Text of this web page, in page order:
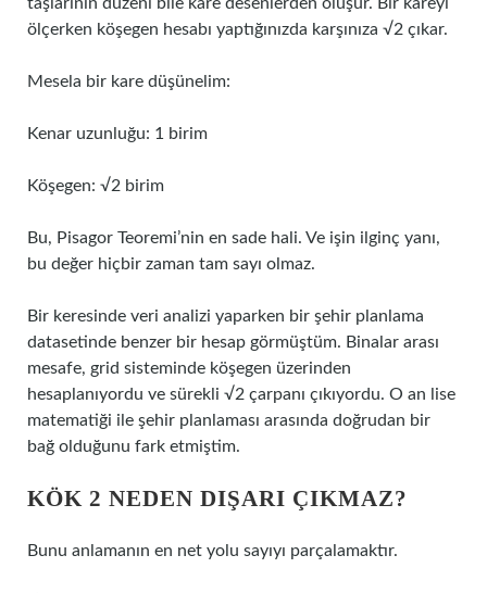
ölçerken köşegen hesabı yaptığınızda karşınıza √2 çıkar.
Mesela bir kare düşünelim:
Kenar uzunluğu: 1 birim
Köşegen: √2 birim
Bu, Pisagor Teoremi’nin en sade hali. Ve işin ilginç yanı,
bu değer hiçbir zaman tam sayı olmaz.
Bir keresinde veri analizi yaparken bir şehir planlama
datasetinde benzer bir hesap görmüştüm. Binalar arası
mesafe, grid sisteminde köşegen üzerinden
hesaplanıyordu ve sürekli √2 çarpanı çıkıyordu. O an lise
matematiği ile şehir planlaması arasında doğrudan bir
bağ olduğunu fark etmiştim.
KÖK 2 NEDEN DIŞARI ÇIKMAZ?
Bunu anlamanın en net yolu sayıyı parçalamaktır.